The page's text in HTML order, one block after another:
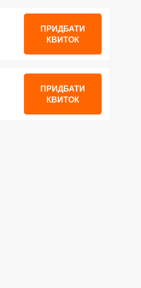
ПРИДБАТИ
КВИТОК
ПРИДБАТИ
КВИТОК